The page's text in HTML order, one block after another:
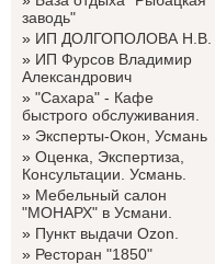
заводь"
» ИП ДОЛГОПОЛОВА Н.В.
» ИП Фурсов Владимир
Александрович
» "Сахара" - Кафе
быстрого обслуживания.
» Эксперты-Окон, Усмань
» Оценка, Экспертиза,
Консультации. Усмань.
» Мебельный салон
"МОНАРХ" в Усмани.
» Пункт выдачи Ozon.
» Ресторан "1850"